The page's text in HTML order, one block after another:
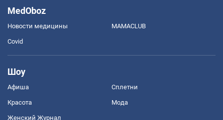
MedOboz
Новости медицины MAMACLUB
Covid
Шоу
Афиша Сплетни
Красота Мода
Женский Журнал